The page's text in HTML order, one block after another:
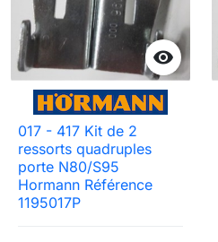

017 - 417 Kit de 2
ressorts quadruples
porte N80/S95
Hormann Référence
1195017P